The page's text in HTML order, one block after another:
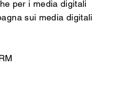
per i media digitali
sui media digitali